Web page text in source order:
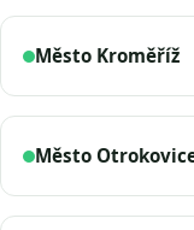
Město Kroměříž
Město